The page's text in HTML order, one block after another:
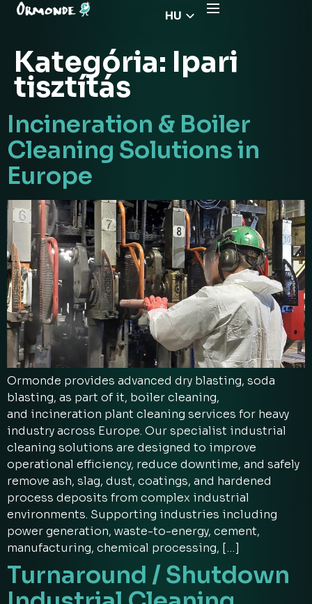
HU
FR
RS
Kategória: Ipari
tisztítás
Incineration & Boiler
Cleaning Solutions in
Europe
Ormonde provides advanced dry blasting, soda
blasting, as part of it, boiler cleaning,
and incineration plant cleaning services for heavy
industry across Europe. Our specialist industrial
cleaning solutions are designed to improve
operational efficiency, reduce downtime, and safely
remove ash, slag, dust, coatings, and hardened
process deposits from complex industrial
environments. Supporting industries including
power generation, waste-to-energy, cement,
manufacturing, chemical processing, […]
Turnaround / Shutdown